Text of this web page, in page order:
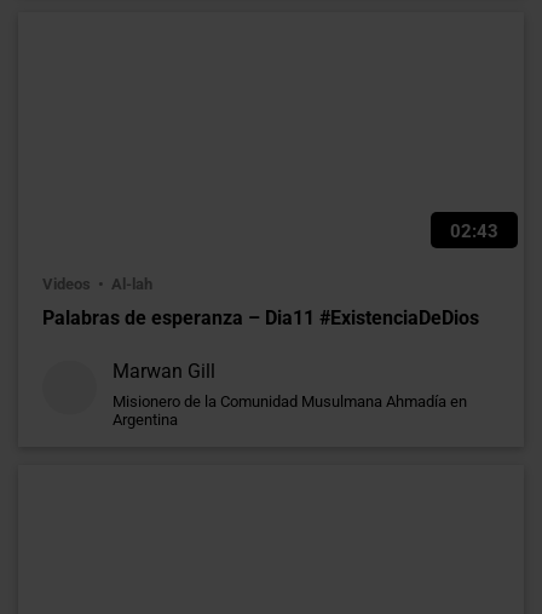
02:43
Videos Al-lah
Palabras de esperanza – Dia11 #ExistenciaDeDios
Marwan Gill
Misionero de la Comunidad Musulmana Ahmadía en
Argentina